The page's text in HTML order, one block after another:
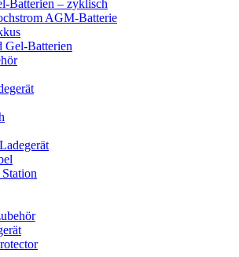
Batterien – zyklisch
AGM-Batterie
Gel-Batterien